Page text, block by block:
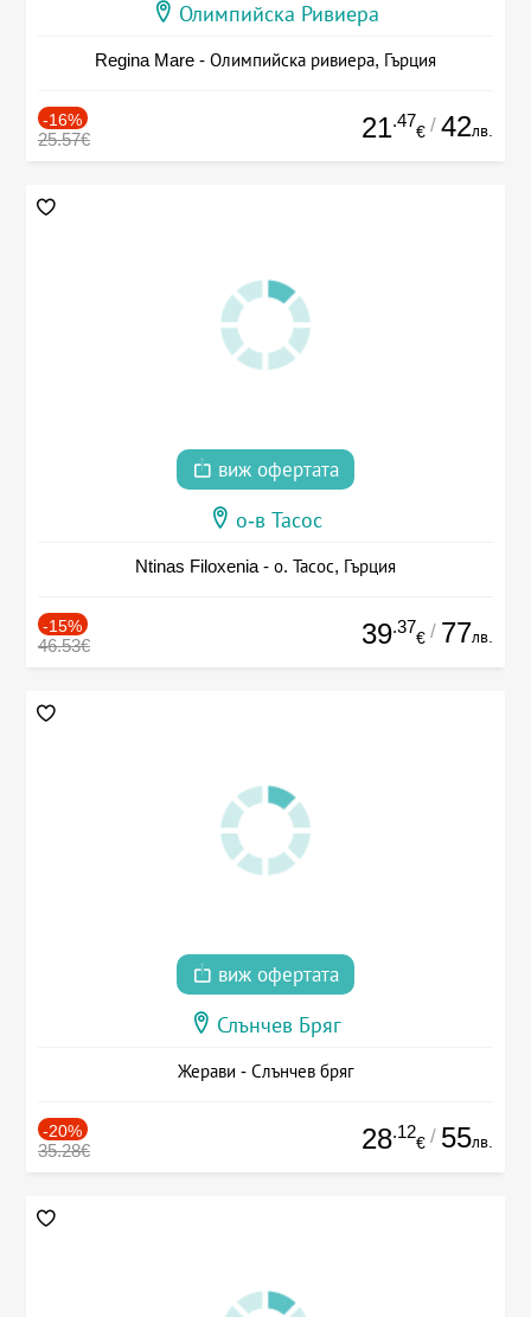
Олимпийска Ривиера
Regina Mare - Олимпийска ривиера, Гърция
-16%
25.57€ 21.47
€ / 42лв.
виж офертата
о-в Тасос
Ntinas Filoxenia - о. Тасос, Гърция
-15%
46.53€ 39.37
€ / 77лв.
виж офертата
Слънчев Бряг
Жерави - Слънчев бряг
-20%
35.28€ 28.12
€ / 55лв.